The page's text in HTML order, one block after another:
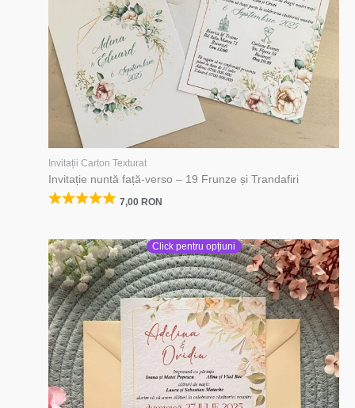
Invitații Carton Texturat
Invitație nuntă față-verso – 19 Frunze și Trandafiri
7,00 RON
Click pentru opțiuni